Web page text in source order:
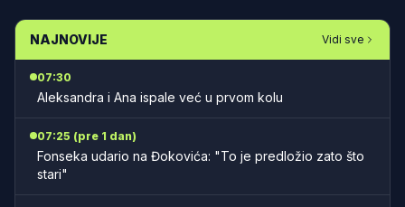
NAJNOVIJE Vidi sve
07:30
Aleksandra i Ana ispale već u prvom kolu
07:25 (pre 1 dan)
Fonseka udario na Đokovića: "To je predložio zato što
stari"